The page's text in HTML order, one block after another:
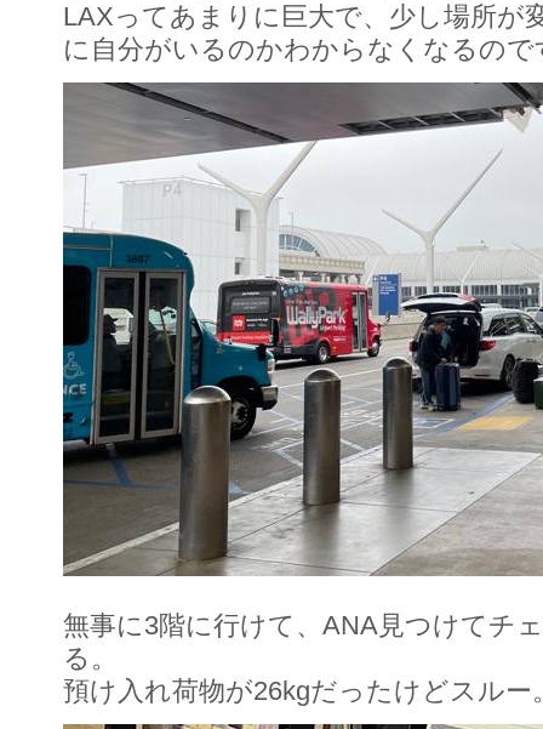
LAXってあまりに巨大で、少し場所が
に自分がいるのかわからなくなるので
無事に3階に行けて、ANA見つけてチ
る。
預け入れ荷物が26kgだったけどスルー